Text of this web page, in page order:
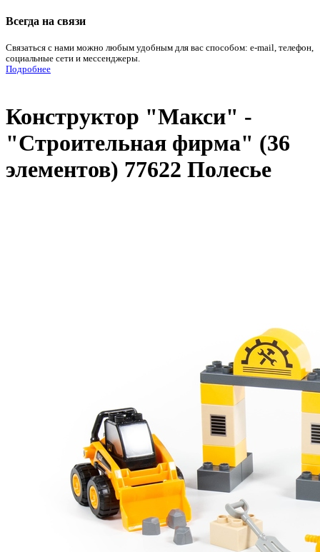
Всегда на связи
Связаться с нами можно любым удобным для вас способом: e-mail, телефон,
социальные сети и мессенджеры.
Подробнее
Конструктор "Макси" -
"Строительная фирма" (36
элементов) 77622 Полесье